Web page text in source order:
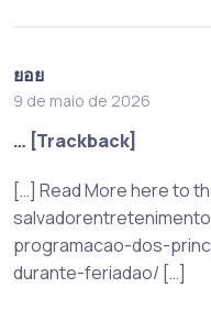
ยอย
9 de maio de 2026
… [Trackback]
[…] Read More here to
programacao-dos-
durante-feriadao/ […]